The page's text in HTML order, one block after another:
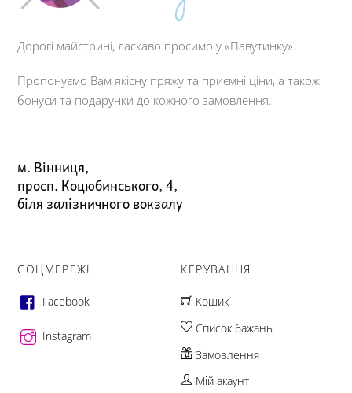
Дорогі майстрині, ласкаво просимо у «Павутинку».
Пропонуємо Вам якісну пряжу та приємні ціни, а також
бонуси та подарунки до кожного замовлення.
м. Вінниця,
просп. Коцюбинського, 4,
біля залізничного вокзалу
СОЦМЕРЕЖІ
Facebook
Instagram
КЕРУВАННЯ
Кошик
Список бажань
Замовлення
Мій акаунт